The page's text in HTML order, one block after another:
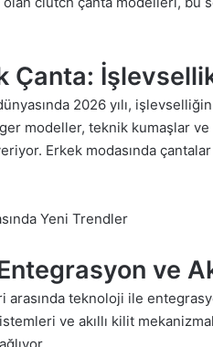
Çanta:
2026 yılı,
modeller, teknik kumaşlar
Erkek modasında
ve
arasında teknoloji ile
ve akıllı kilit